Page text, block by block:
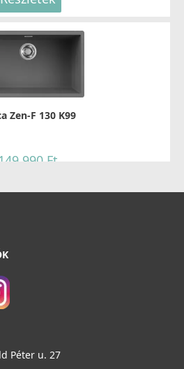
289 990 Ft
Részletek
990 Ft
Részletek
HPL - Barna
mosogatókhoz - Fekete
Részletek
Zen-F 130 K99
149 990 Ft
Részletek
Zen-F 130 K86
990 Ft
Péter u. 27